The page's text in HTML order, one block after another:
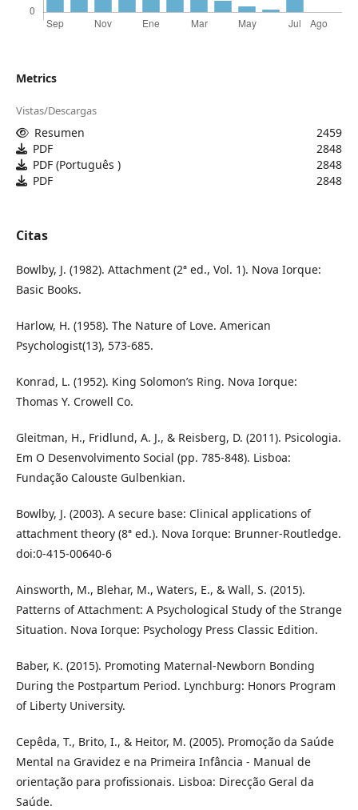
Metrics
Vistas/Descargas
Resumen
2459
PDF
2848
PDF (Português )
2848
PDF
2848
Citas
Bowlby, J. (1982). Attachment (2ª ed., Vol. 1). Nova Iorque:
Basic Books.
Harlow, H. (1958). The Nature of Love. American
Psychologist(13), 573-685.
Konrad, L. (1952). King Solomon’s Ring. Nova Iorque:
Thomas Y. Crowell Co.
Gleitman, H., Fridlund, A. J., & Reisberg, D. (2011). Psicologia.
Em O Desenvolvimento Social (pp. 785-848). Lisboa:
Fundação Calouste Gulbenkian.
Bowlby, J. (2003). A secure base: Clinical applications of
attachment theory (8ª ed.). Nova Iorque: Brunner-Routledge.
doi:0-415-00640-6
Ainsworth, M., Blehar, M., Waters, E., & Wall, S. (2015).
Patterns of Attachment: A Psychological Study of the Strange
Situation. Nova Iorque: Psychology Press Classic Edition.
Baber, K. (2015). Promoting Maternal-Newborn Bonding
During the Postpartum Period. Lynchburg: Honors Program
of Liberty University.
Cepêda, T., Brito, I., & Heitor, M. (2005). Promoção da Saúde
Mental na Gravidez e na Primeira Infância - Manual de
orientação para profissionais. Lisboa: Direcção Geral da
Saúde.